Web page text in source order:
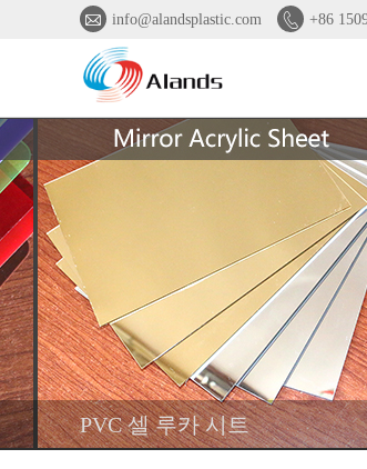
 info@alandsplastic.com  +86
PVC 셀 루카 시트